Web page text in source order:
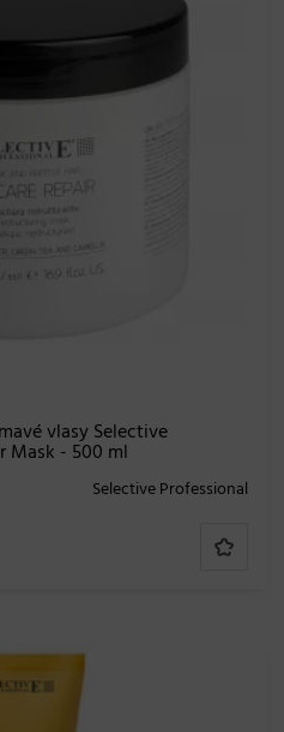
vlasy Selective
Mask - 500 ml
Selective Professional